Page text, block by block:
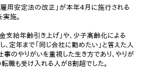
用安定法の改正」が本年4月に施行される
施。
支給年齢引き上げ」や、少子高齢化による
定年まで「同じ会社に勤めたい」と答えた人
のやりがいを重視した生き方であり、やりが
職も受け入れる人が8割超でした。